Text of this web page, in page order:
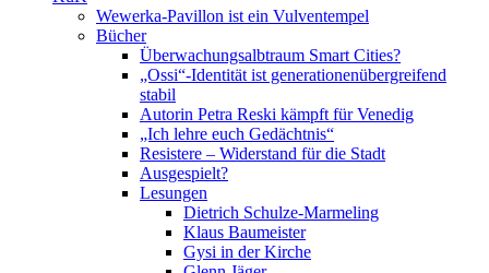
Wewerka-Pavillon ist ein Vulventempel
Bücher
Überwachungsalbtraum Smart Cities?
„Ossi“-Identität ist generationenübergreifend
stabil
Autorin Petra Reski kämpft für Venedig
„Ich lehre euch Gedächtnis“
Resistere – Widerstand für die Stadt
Ausgespielt?
Lesungen
Dietrich Schulze-Marmeling
Klaus Baumeister
Gysi in der Kirche